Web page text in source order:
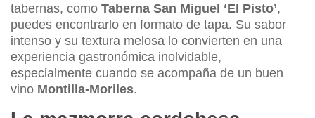
tabernas, como Taberna San Miguel ‘El Pisto’,
puedes encontrarlo en formato de tapa. Su sabor
intenso y su textura melosa lo convierten en una
experiencia gastronómica inolvidable,
especialmente cuando se acompaña de un buen
vino Montilla-Moriles.